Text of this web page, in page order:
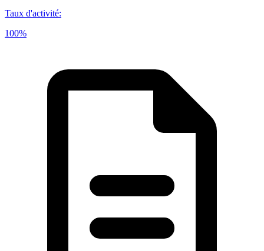
Taux d'activité:
100%